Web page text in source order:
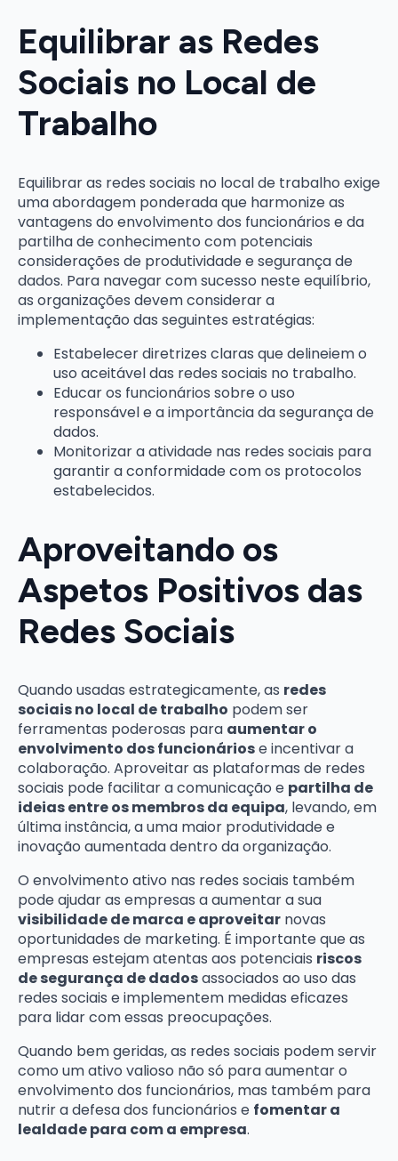
Equilibrar as Redes
Sociais no Local de
Trabalho
Equilibrar as redes sociais no local de trabalho exige
uma abordagem ponderada que harmonize as
vantagens do envolvimento dos funcionários e da
partilha de conhecimento com potenciais
considerações de produtividade e segurança de
dados. Para navegar com sucesso neste equilíbrio,
as organizações devem considerar a
implementação das seguintes estratégias:
Estabelecer diretrizes claras que delineiem o
uso aceitável das redes sociais no trabalho.
Educar os funcionários sobre o uso
responsável e a importância da segurança de
dados.
Monitorizar a atividade nas redes sociais para
garantir a conformidade com os protocolos
estabelecidos.
Aproveitando os
Aspetos Positivos das
Redes Sociais
Quando usadas estrategicamente, as redes
sociais no local de trabalho podem ser
ferramentas poderosas para aumentar o
envolvimento dos funcionáriose incentivar a
colaboração. Aproveitar as plataformas de redes
sociais pode facilitar a comunicação e partilha de
ideias entre os membros da equipa, levando, em
última instância, a uma maior produtividade e
inovação aumentada dentro da organização.
O envolvimento ativo nas redes sociais também
pode ajudar as empresas a aumentar a sua
visibilidade de marca e aproveitar novas
oportunidades de marketing. É importante que as
empresas estejam atentas aos potenciais riscos
de segurança de dadosassociados ao uso das
redes sociais e implementem medidas eficazes
para lidar com essas preocupações.
Quando bem geridas, as redes sociais podem servir
como um ativo valioso não só para aumentar o
envolvimento dos funcionários, mas também para
nutrir a defesa dos funcionários e fomentar a
lealdade para com a empresa.